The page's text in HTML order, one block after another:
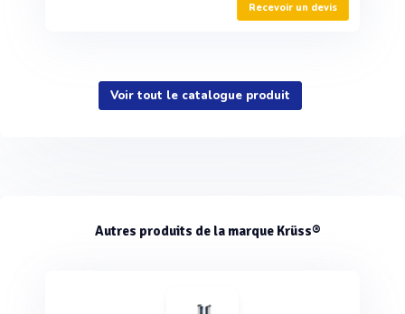
Recevoir un devis
Voir tout le catalogue produit
Autres produits de la marque Krüss®